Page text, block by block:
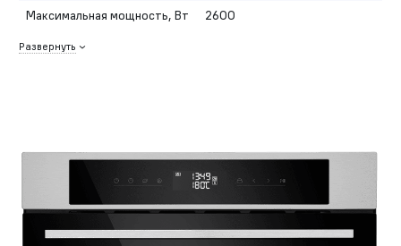
Максимальная мощность, Вт 2600
Развернуть